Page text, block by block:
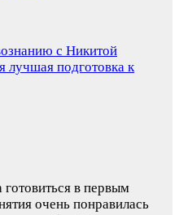
с Никитой
лучшая подготовка к
готовиться в первым
очень понравилась